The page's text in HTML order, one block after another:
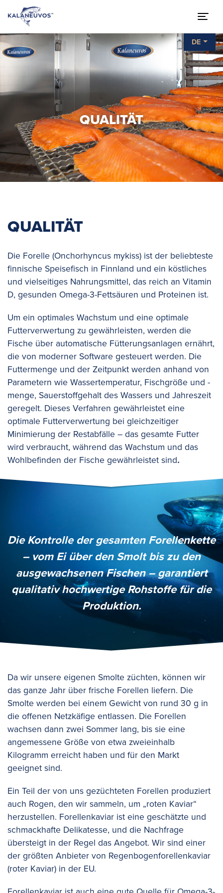
QUALITÄT
DE
QUALITÄT
Die Forelle (Onchorhyncus mykiss) ist der beliebteste
finnische Speisefisch in Finnland und ein köstliches
und vielseitiges Nahrungsmittel, das reich an Vitamin
D, gesunden Omega-3-Fettsäuren und Proteinen ist.
Um ein optimales Wachstum und eine optimale
Futterverwertung zu gewährleisten, werden die
Fische über automatische Fütterungsanlagen ernährt,
die von moderner Software gesteuert werden. Die
Futtermenge und der Zeitpunkt werden anhand von
Parametern wie Wassertemperatur, Fischgröße und -
menge, Sauerstoffgehalt des Wassers und Jahreszeit
geregelt. Dieses Verfahren gewährleistet eine
optimale Futterverwertung bei gleichzeitiger
Minimierung der Restabfälle – das gesamte Futter
wird verbraucht, während das Wachstum und das
Wohlbefinden der Fische gewährleistet sind.
Die Kontrolle der gesamten Forellenkette
– vom Ei über den Smolt bis zu den
ausgewachsenen Fischen – garantiert
qualitativ hochwertige Rohstoffe für die
Produktion.
Da wir unsere eigenen Smolte züchten, können wir
das ganze Jahr über frische Forellen liefern. Die
Smolte werden bei einem Gewicht von rund 30 g in
die offenen Netzkäfige entlassen. Die Forellen
wachsen dann zwei Sommer lang, bis sie eine
angemessene Größe von etwa zweieinhalb
Kilogramm erreicht haben und für den Markt
geeignet sind.
Ein Teil der von uns gezüchteten Forellen produziert
auch Rogen, den wir sammeln, um „roten Kaviar“
herzustellen. Forellenkaviar ist eine geschätzte und
schmackhafte Delikatesse, und die Nachfrage
übersteigt in der Regel das Angebot. Wir sind einer
der größten Anbieter von Regenbogenforellenkaviar
(roter Kaviar) in der EU.